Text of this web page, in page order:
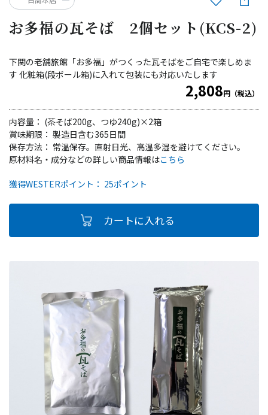
お多福の瓦そば 2個セット(KCS-2)
下関の老舗旅館「お多福」がつくった瓦そばをご自宅で楽しめま
す 化粧箱(段ボール箱)に入れて包装にも対応いたします
2,808円（税込）
内容量： (茶そば200g、つゆ240g)×2箱
賞味期限： 製造日含む365日間
保存方法： 常温保存。直射日光、高温多湿を避けてください。
獲得WESTERポイント： 25ポイント
原材料名・成分などの詳しい商品情報はこちら